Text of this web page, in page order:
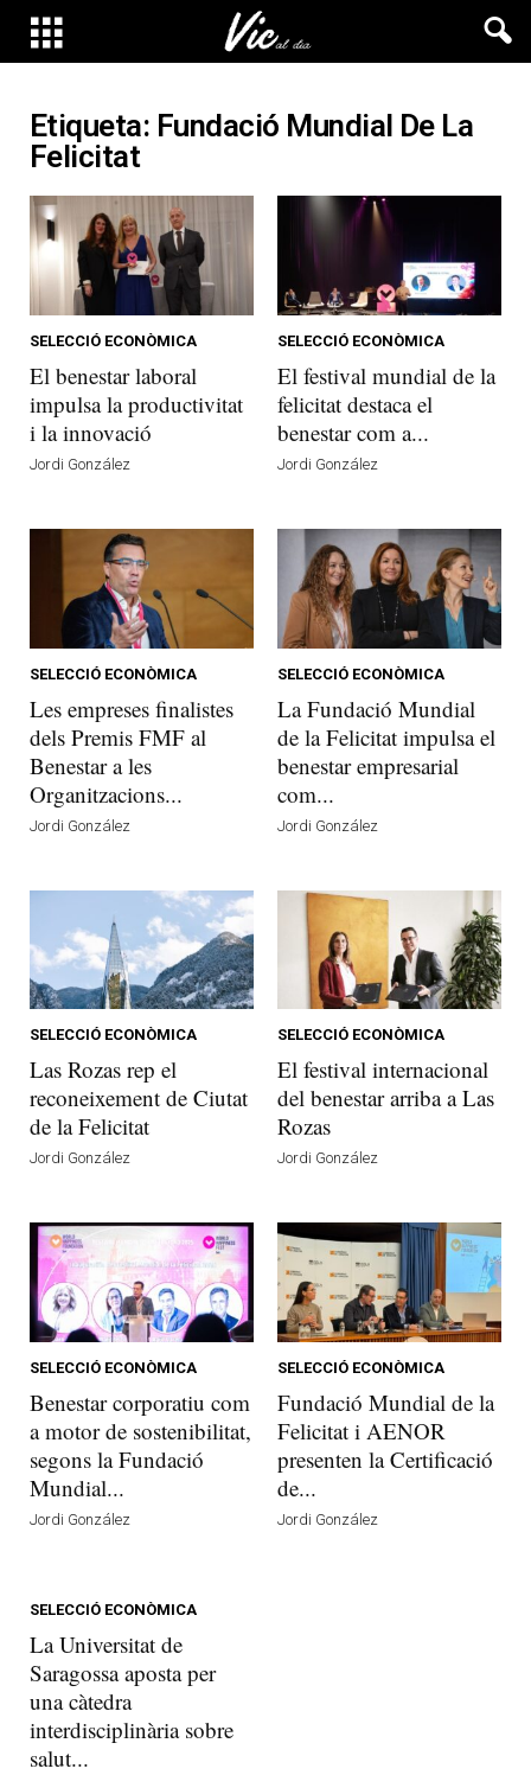
Etiqueta: Fundació Mundial De La
Felicitat
SELECCIÓ ECONÒMICA
El benestar laboral
impulsa la productivitat
i la innovació
Jordi González
SELECCIÓ ECONÒMICA
El festival mundial de la
felicitat destaca el
benestar com a...
Jordi González
SELECCIÓ ECONÒMICA
Les empreses finalistes
dels Premis FMF al
Benestar a les
Organitzacions...
Jordi González
SELECCIÓ ECONÒMICA
La Fundació Mundial
de la Felicitat impulsa el
benestar empresarial
com...
Jordi González
SELECCIÓ ECONÒMICA
Las Rozas rep el
reconeixement de Ciutat
de la Felicitat
Jordi González
SELECCIÓ ECONÒMICA
El festival internacional
del benestar arriba a Las
Rozas
Jordi González
SELECCIÓ ECONÒMICA
Benestar corporatiu com
a motor de sostenibilitat,
segons la Fundació
Mundial...
Jordi González
SELECCIÓ ECONÒMICA
Fundació Mundial de la
Felicitat i AENOR
presenten la Certificació
de...
Jordi González
SELECCIÓ ECONÒMICA
La Universitat de
Saragossa aposta per
una càtedra
interdisciplinària sobre
salut...